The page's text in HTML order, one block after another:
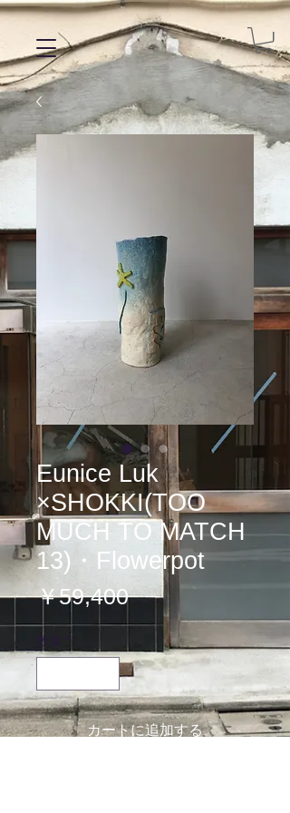
Eunice Luk
×SHOKKI(TOO
MUCH TO MATCH
13)・Flowerpot
￥59,400価
格
数量 *
カートに追加する